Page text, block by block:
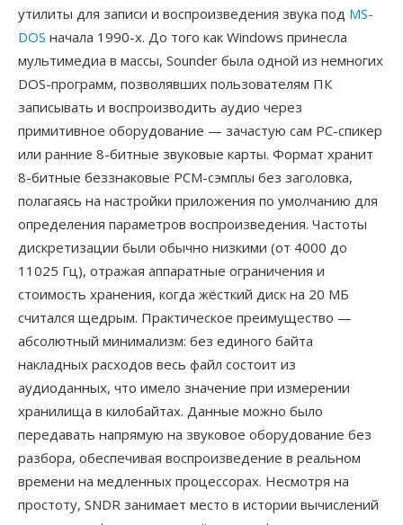
утилиты для записи и воспроизведения звука под MS-
DOS начала 1990-х. До того как Windows принесла
мультимедиа в массы, Sounder была одной из немногих
DOS-программ, позволявших пользователям ПК
записывать и воспроизводить аудио через
примитивное оборудование — зачастую сам PC-спикер
или ранние 8-битные звуковые карты. Формат хранит
8-битные беззнаковые PCM-сэмплы без заголовка,
полагаясь на настройки приложения по умолчанию для
определения параметров воспроизведения. Частоты
дискретизации были обычно низкими (от 4000 до
11025 Гц), отражая аппаратные ограничения и
стоимость хранения, когда жёсткий диск на 20 МБ
считался щедрым. Практическое преимущество —
абсолютный минимализм: без единого байта
накладных расходов весь файл состоит из
аудиоданных, что имело значение при измерении
хранилища в килобайтах. Данные можно было
передавать напрямую на звуковое оборудование без
разбора, обеспечивая воспроизведение в реальном
времени на медленных процессорах. Несмотря на
простоту, SNDR занимает место в истории вычислений